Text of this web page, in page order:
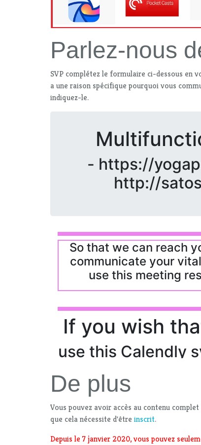
Parlez-nous
SVP complétez le formulaire ci-dessous en
a une raison spécifique pourquoi vous
indiquez-le.
De plus
Vous pouvez avoir accès au contenu
que cela nécessite d'être inscrit.
Depuis le 7 janvier 2020, vous pouvez